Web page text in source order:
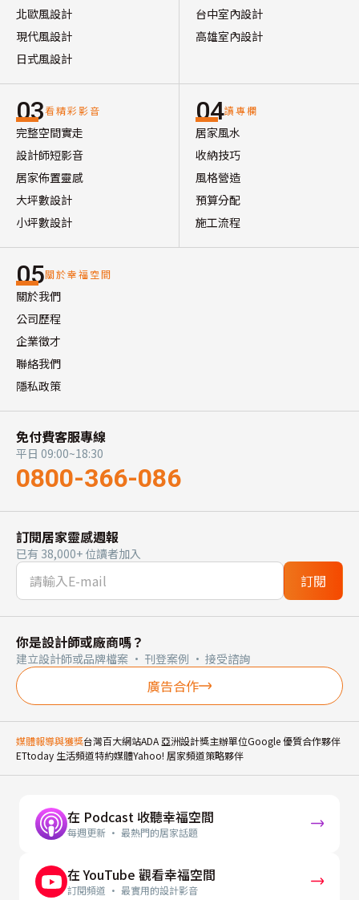
北歐風設計
現代風設計
日式風設計
台中室內設計
高雄室內設計
03看精彩影音
完整空間實走
設計師短影音
居家佈置靈感
大坪數設計
小坪數設計
04讀專欄
居家風水
收納技巧
風格營造
預算分配
施工流程
05關於幸福空間
關於我們
公司歷程
企業徵才
聯絡我們
隱私政策
免付費客服專線
平日 09:00~18:30
0800-366-086
訂閱居家靈感週報
已有 38,000+ 位讀者加入
訂閱
你是設計師或廠商嗎？
建立設計師或品牌檔案 · 刊登案例 · 接受諮詢
廣告合作
媒體報導與獲獎台灣百大網站ADA 亞洲設計獎主辦單位Google 優質合作夥伴
ETtoday 生活頻道特約媒體Yahoo! 居家頻道策略夥伴
在 Podcast 收聽幸福空間
每週更新 · 最熱門的居家話題
在 YouTube 觀看幸福空間
訂閱頻道 · 最實用的設計影音